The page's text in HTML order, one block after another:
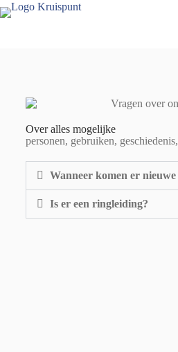
Over alles mogelijke
personen, gebruiken,
Wanneer komen er
Is er een ringleiding?